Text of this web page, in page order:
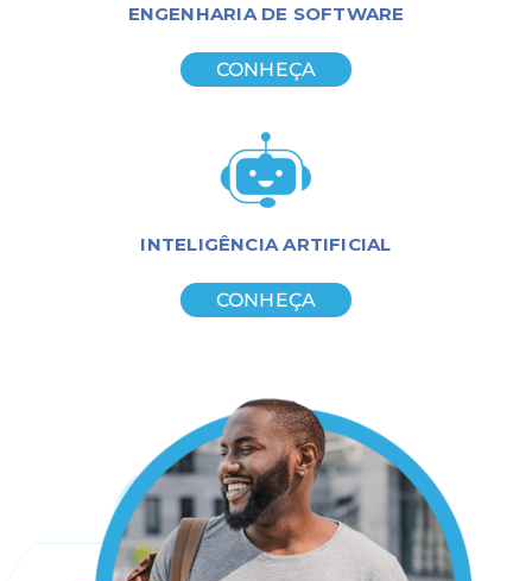
ENGENHARIA DE SOFTWARE
CONHEÇA
INTELIGÊNCIA ARTIFICIAL
CONHEÇA